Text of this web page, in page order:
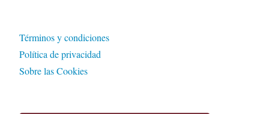
Términos y condiciones
Política de privacidad
Sobre las Cookies